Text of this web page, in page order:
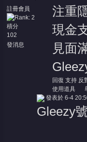
註冊會員
積分
102
發消息
注重
現金
見面
回復 支持 反
使用道具
發表於 6-4
Gleezy